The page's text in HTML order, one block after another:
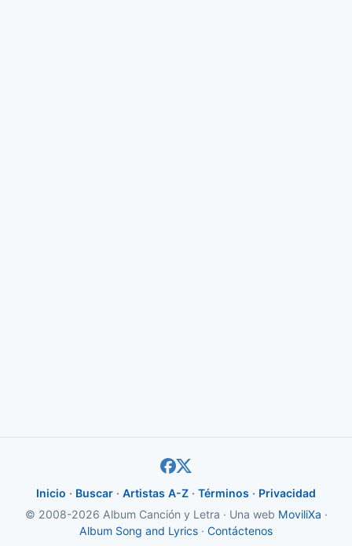
Inicio · Buscar · Artistas A-Z · Términos · Privacidad
© 2008-2026 Album Canción y Letra · Una web MoviliXa ·
Album Song and Lyrics · Contáctenos